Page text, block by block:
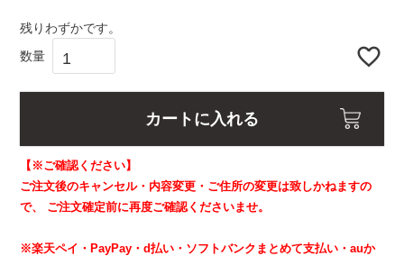
残りわずかです。
カートに入れる
【※ご確認ください】
ご注文後のキャンセル・内容変更・ご住所の変更は致しかねますの
で、
ご注文確定前に再度ご確認くださいませ。
※楽天ペイ・PayPay・d払い・ソフトバンクまとめて支払い・auか